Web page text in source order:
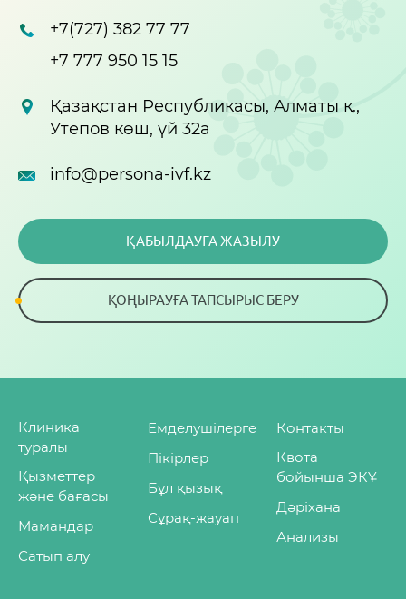
+7(727) 382 77 77
+7 777 950 15 15
Қазақстан Республикасы, Алматы қ.,
Утепов көш, үй 32а
info@persona-ivf.kz
ҚАБЫЛДАУҒА ЖАЗЫЛУ
ҚОҢЫРАУҒА ТАПСЫРЫС БЕРУ
Клиника
туралы
Қызметтер
және бағасы
Мамандар
Сатып алу
Емделушілерге
Пікірлер
Бұл қызық
Сұрақ-жауап
Контакты
Квота
бойынша ЭКҰ
Дәріхана
Анализы